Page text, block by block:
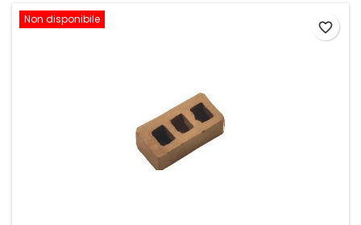
Non disponibile
favorite_border